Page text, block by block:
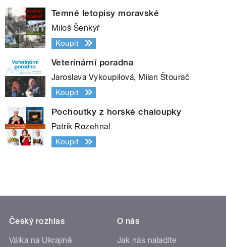
Temné letopisy moravské
Miloš Šenkýř
Koupit
Veterinární poradna
Jaroslava Vykoupilová, Milan Štourač
Koupit
Pochoutky z horské chaloupky
Patrik Rozehnal
Koupit
Český rozhlas
Válka na Ukrajině
O nás
Jak nás naladíte